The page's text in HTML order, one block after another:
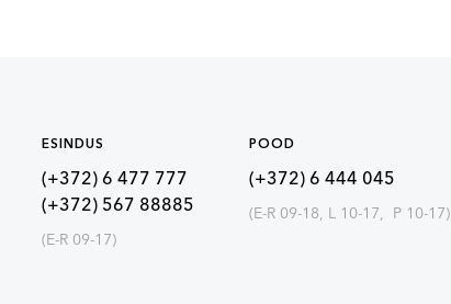
POOD
(+372) 6 444 045
(E-R 09-18, L 10-17, P 10-17)
ESINDUS
(+372) 6 477 777
(+372) 567 88885
(E-R 09-17)